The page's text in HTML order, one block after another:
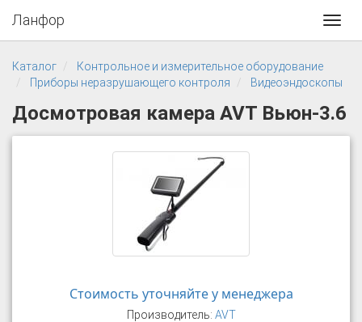
Ланфор
Каталог
Контрольное и измерительное оборудование
Приборы неразрушающего контроля
Видеоэндоскопы
Досмотровая камера AVT Вьюн-3.6
Стоимость уточняйте у менеджера
Производитель: AVT